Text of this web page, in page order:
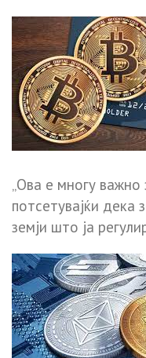
„Ова е многу
потсетувајќи дека
земји што ја